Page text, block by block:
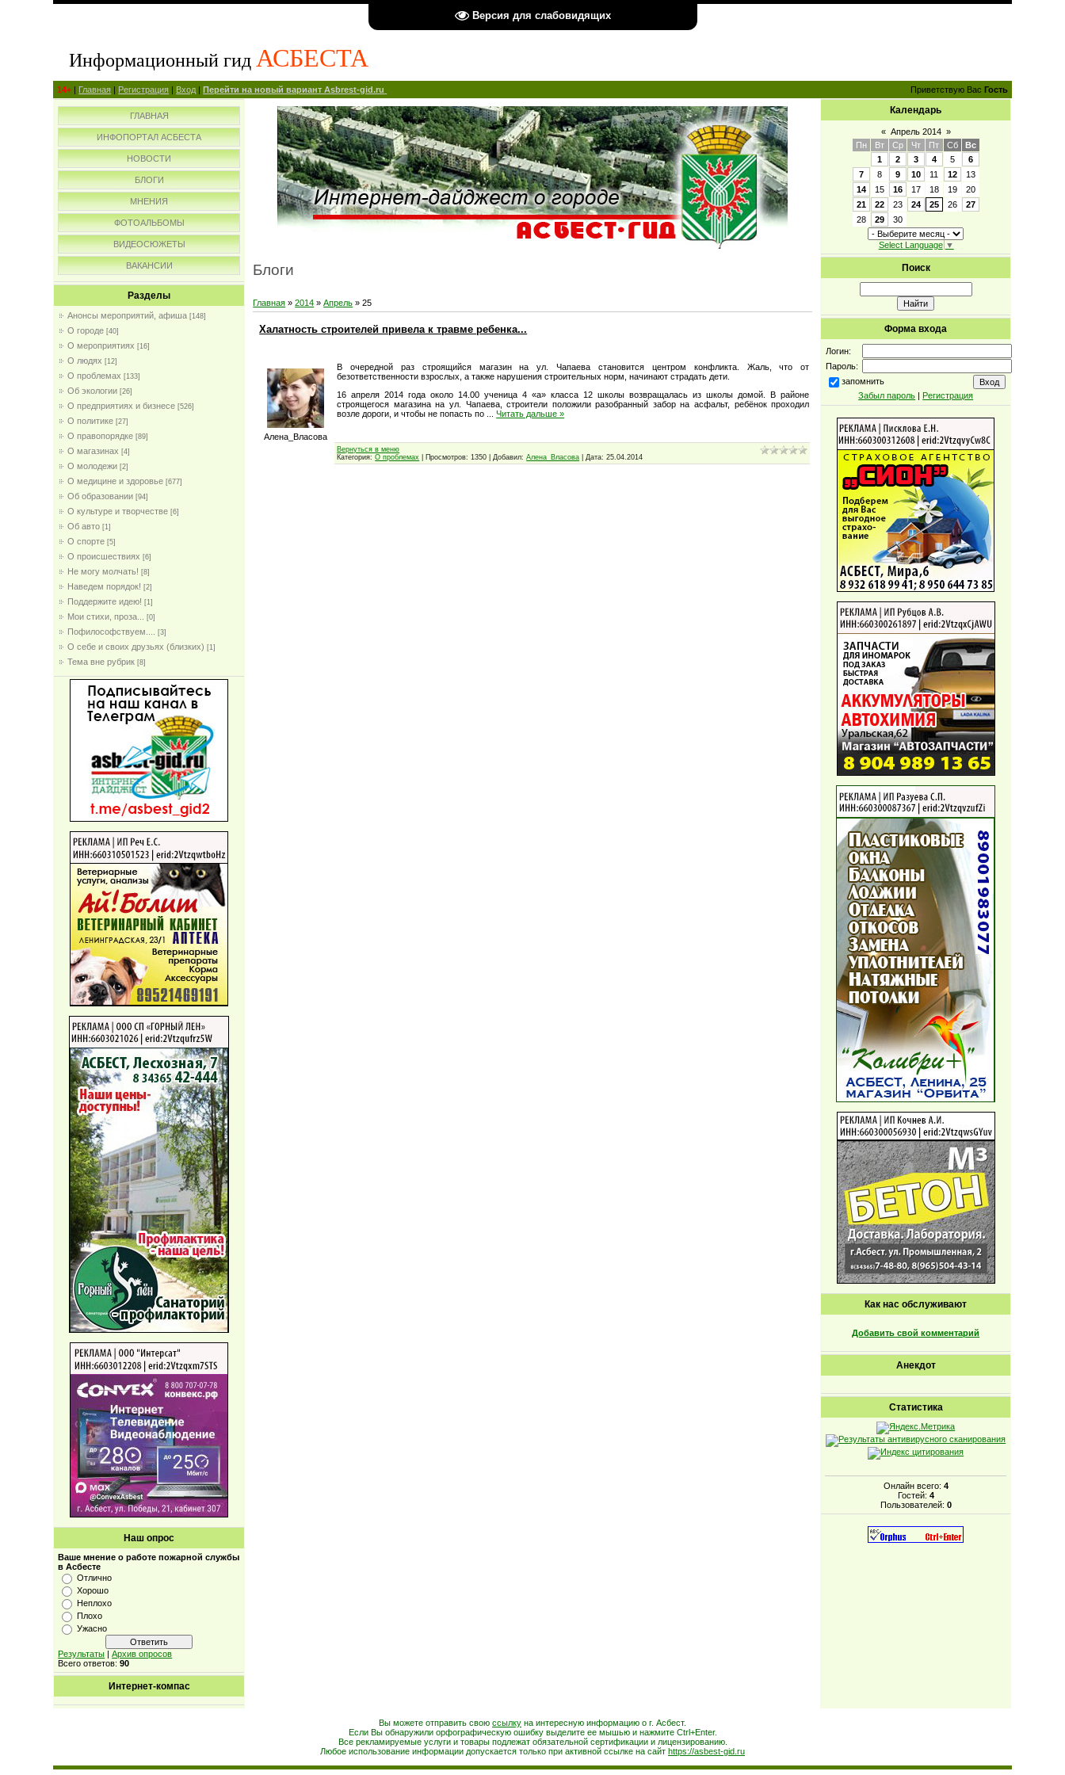
Версия для слабовидящих
Информационный гид АСБЕСТА
14+ | Главная | Регистрация | Вход |Перейти на новый вариант Asbrest-gid.ru Приветствую Вас Гость
ГЛАВНАЯ
ИНФОПОРТАЛ АСБЕСТА
НОВОСТИ
БЛОГИ
МНЕНИЯ
ФОТОАЛЬБОМЫ
ВИДЕОСЮЖЕТЫ
ВАКАНСИИ
Разделы
Анонсы мероприятий, афиша [148]
О городе [40]
О мероприятиях [16]
О людях [12]
О проблемах [133]
Об экологии [26]
О предприятиях и бизнесе [526]
О политике [27]
О правопорядке [89]
О магазинах [4]
О молодежи [2]
О медицине и здоровье [677]
Об образовании [94]
О культуре и творчестве [6]
Об авто [1]
О спорте [5]
О происшествиях [6]
Не могу молчать! [8]
Наведем порядок! [2]
Поддержите идею! [1]
Мои стихи, проза... [0]
Пофилософствуем.... [3]
О себе и своих друзьях (близких) [1]
Тема вне рубрик [8]
Наш опрос
Ваше мнение о работе пожарной службы
в Асбесте
Отлично
Хорошо
Неплохо
Плохо
Ужасно
Результаты |Архив опросов
Всего ответов:90
Интернет-компас
Блоги
Главная »2014 » Апрель » 25
Халатность строителей привела к травме ребенка...
Алена_Власова
В очередной раз строящийся магазин на ул. Чапаева становится центром конфликта. Жаль, что от
безответственности взрослых, а также нарушения строительных норм, начинают страдать дети.
16 апреля 2014 года около 14.00 ученица 4 «а» класса 12 школы возвращалась из школы домой. В районе
строящегося магазина на ул. Чапаева, строители положили разобранный забор на асфальт, ребёнок проходил
возле дороги, и чтобы не попасть по
...Читать дальше »
Вернуться в меню
Категория:О проблемах | Просмотров: 1350 | Добавил:Алена_Власова | Дата:25.04.2014
Календарь
« Апрель 2014 »
Пн
Вт Ср Чт Пт Сб
Вс
1
2 3 4 5
6
7
8 9 10 11 12
13
14
15 16 17 18 19
20
21
22 23 24 25 26
27
28
29 30
Select Language ▼
Поиск
Форма входа
Логин:
Пароль:
запомнить
Забыл пароль | Регистрация
Как нас обслуживают
Добавить свой комментарий
Анекдот
Статистика
Онлайн всего: 4
Гостей: 4
Пользователей: 0
Вы можете отправить свою ссылку на интересную информацию о г. Асбест.
Если Вы обнаружили орфографическую ошибку выделите ее мышью и нажмите Ctrl+Enter.
Все рекламируемые услуги и товары подлежат обязательной сертификации и лицензированию.
Любое использование информации допускается только при активной ссылке на сайт https://asbest-gid.ru